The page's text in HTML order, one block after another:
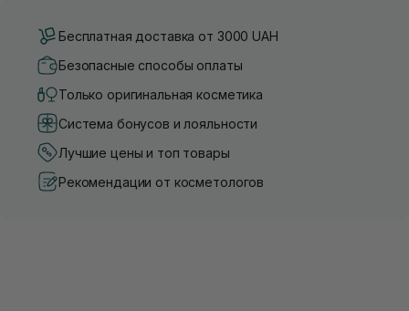
Бесплатная доставка от 3000 UAH
Безопасные способы оплаты
Только оригинальная косметика
Система бонусов и лояльности
Лучшие цены и топ товары
Рекомендации от косметологов